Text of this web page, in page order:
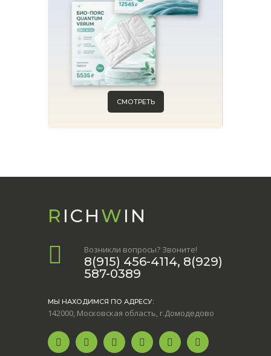
СМОТРЕТЬ
R ICHWIN
Возникли вопросы? Звоните!
8(915) 456-4114, 8(929)
587-0389
МЫ НАХОДИМСЯ ПО АДРЕСУ:
142000, Московская область, г.Домодедово